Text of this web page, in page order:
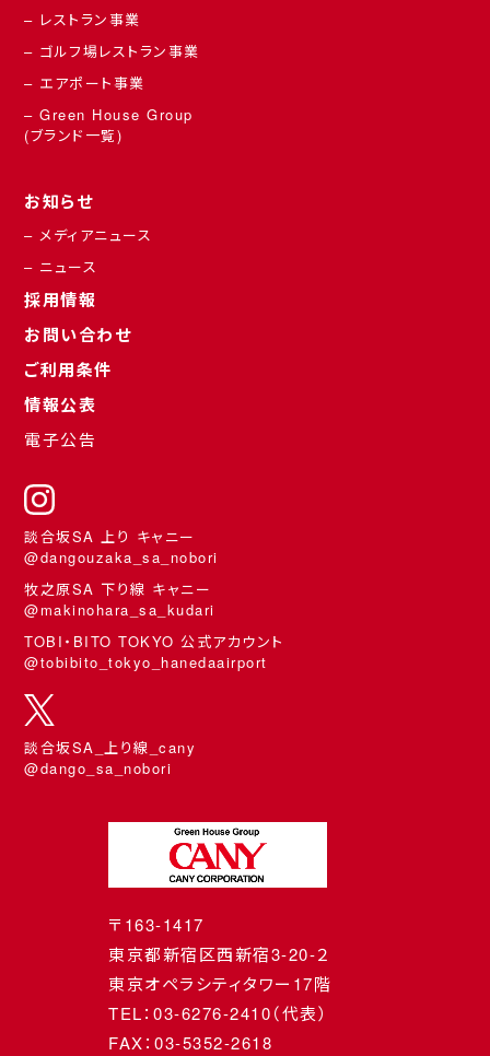
〒163-1417
東京都新宿区西新宿3-20-２
東京オペラシティタワー17階
TEL：03-6276-2410（代表）
FAX：03-5352-2618
– レストラン事業
– ゴルフ場レストラン事業
– エアポート事業
– Green House Group
(ブランド一覧)
お知らせ
– メディアニュース
– ニュース
採用情報
お問い合わせ
ご利用条件
情報公表
電子公告
談合坂SA 上り キャニー
@dangouzaka_sa_nobori
牧之原SA 下り線 キャニー
@makinohara_sa_kudari
TOBI・BITO TOKYO 公式アカウント
@tobibito_tokyo_hanedaairport
談合坂SA_上り線_cany
@dango_sa_nobori